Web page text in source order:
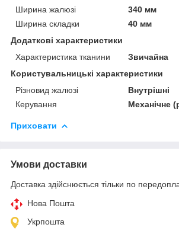
Ширина жалюзі
340 мм
Ширина складки
40 мм
Додаткові характеристики
Характеристика тканини
Звичайна
Користувальницькі характеристики
Різновид жалюзі
Внутрішні
Керування
Механічне
Приховати
Умови доставки
Доставка здійснюється тільки по
Нова Пошта
Укрпошта